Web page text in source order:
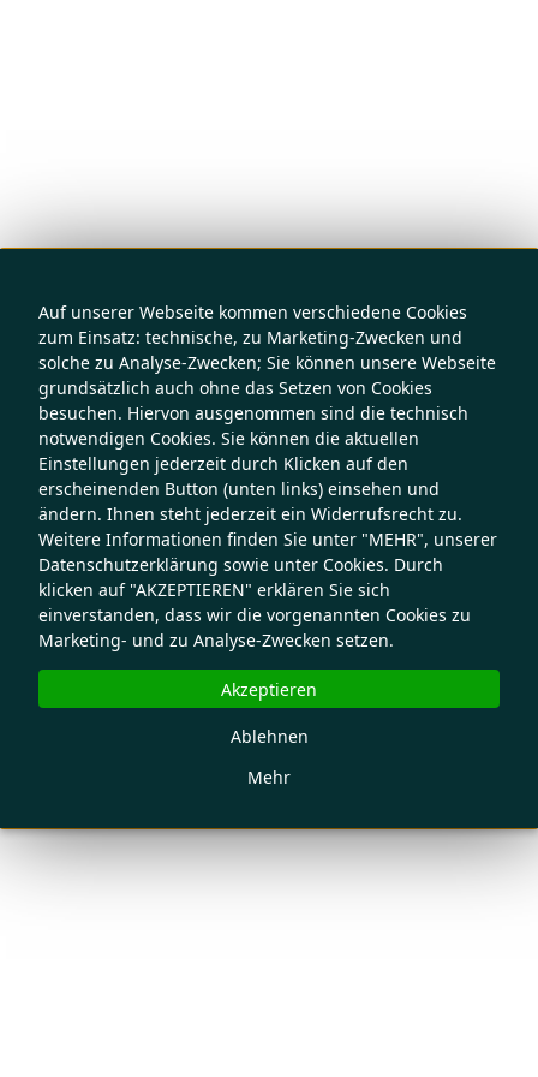
Auf unserer Webseite kommen verschiedene Cookies
zum Einsatz: technische, zu Marketing-Zwecken und
solche zu Analyse-Zwecken; Sie können unsere Webseite
grundsätzlich auch ohne das Setzen von Cookies
besuchen. Hiervon ausgenommen sind die technisch
notwendigen Cookies. Sie können die aktuellen
Einstellungen jederzeit durch Klicken auf den
erscheinenden Button (unten links) einsehen und
ändern. Ihnen steht jederzeit ein Widerrufsrecht zu.
Weitere Informationen finden Sie unter "MEHR", unserer
Datenschutzerklärung sowie unter Cookies. Durch
klicken auf "AKZEPTIEREN" erklären Sie sich
einverstanden, dass wir die vorgenannten Cookies zu
Marketing- und zu Analyse-Zwecken setzen.
Mehr
Ablehnen
Akzeptieren